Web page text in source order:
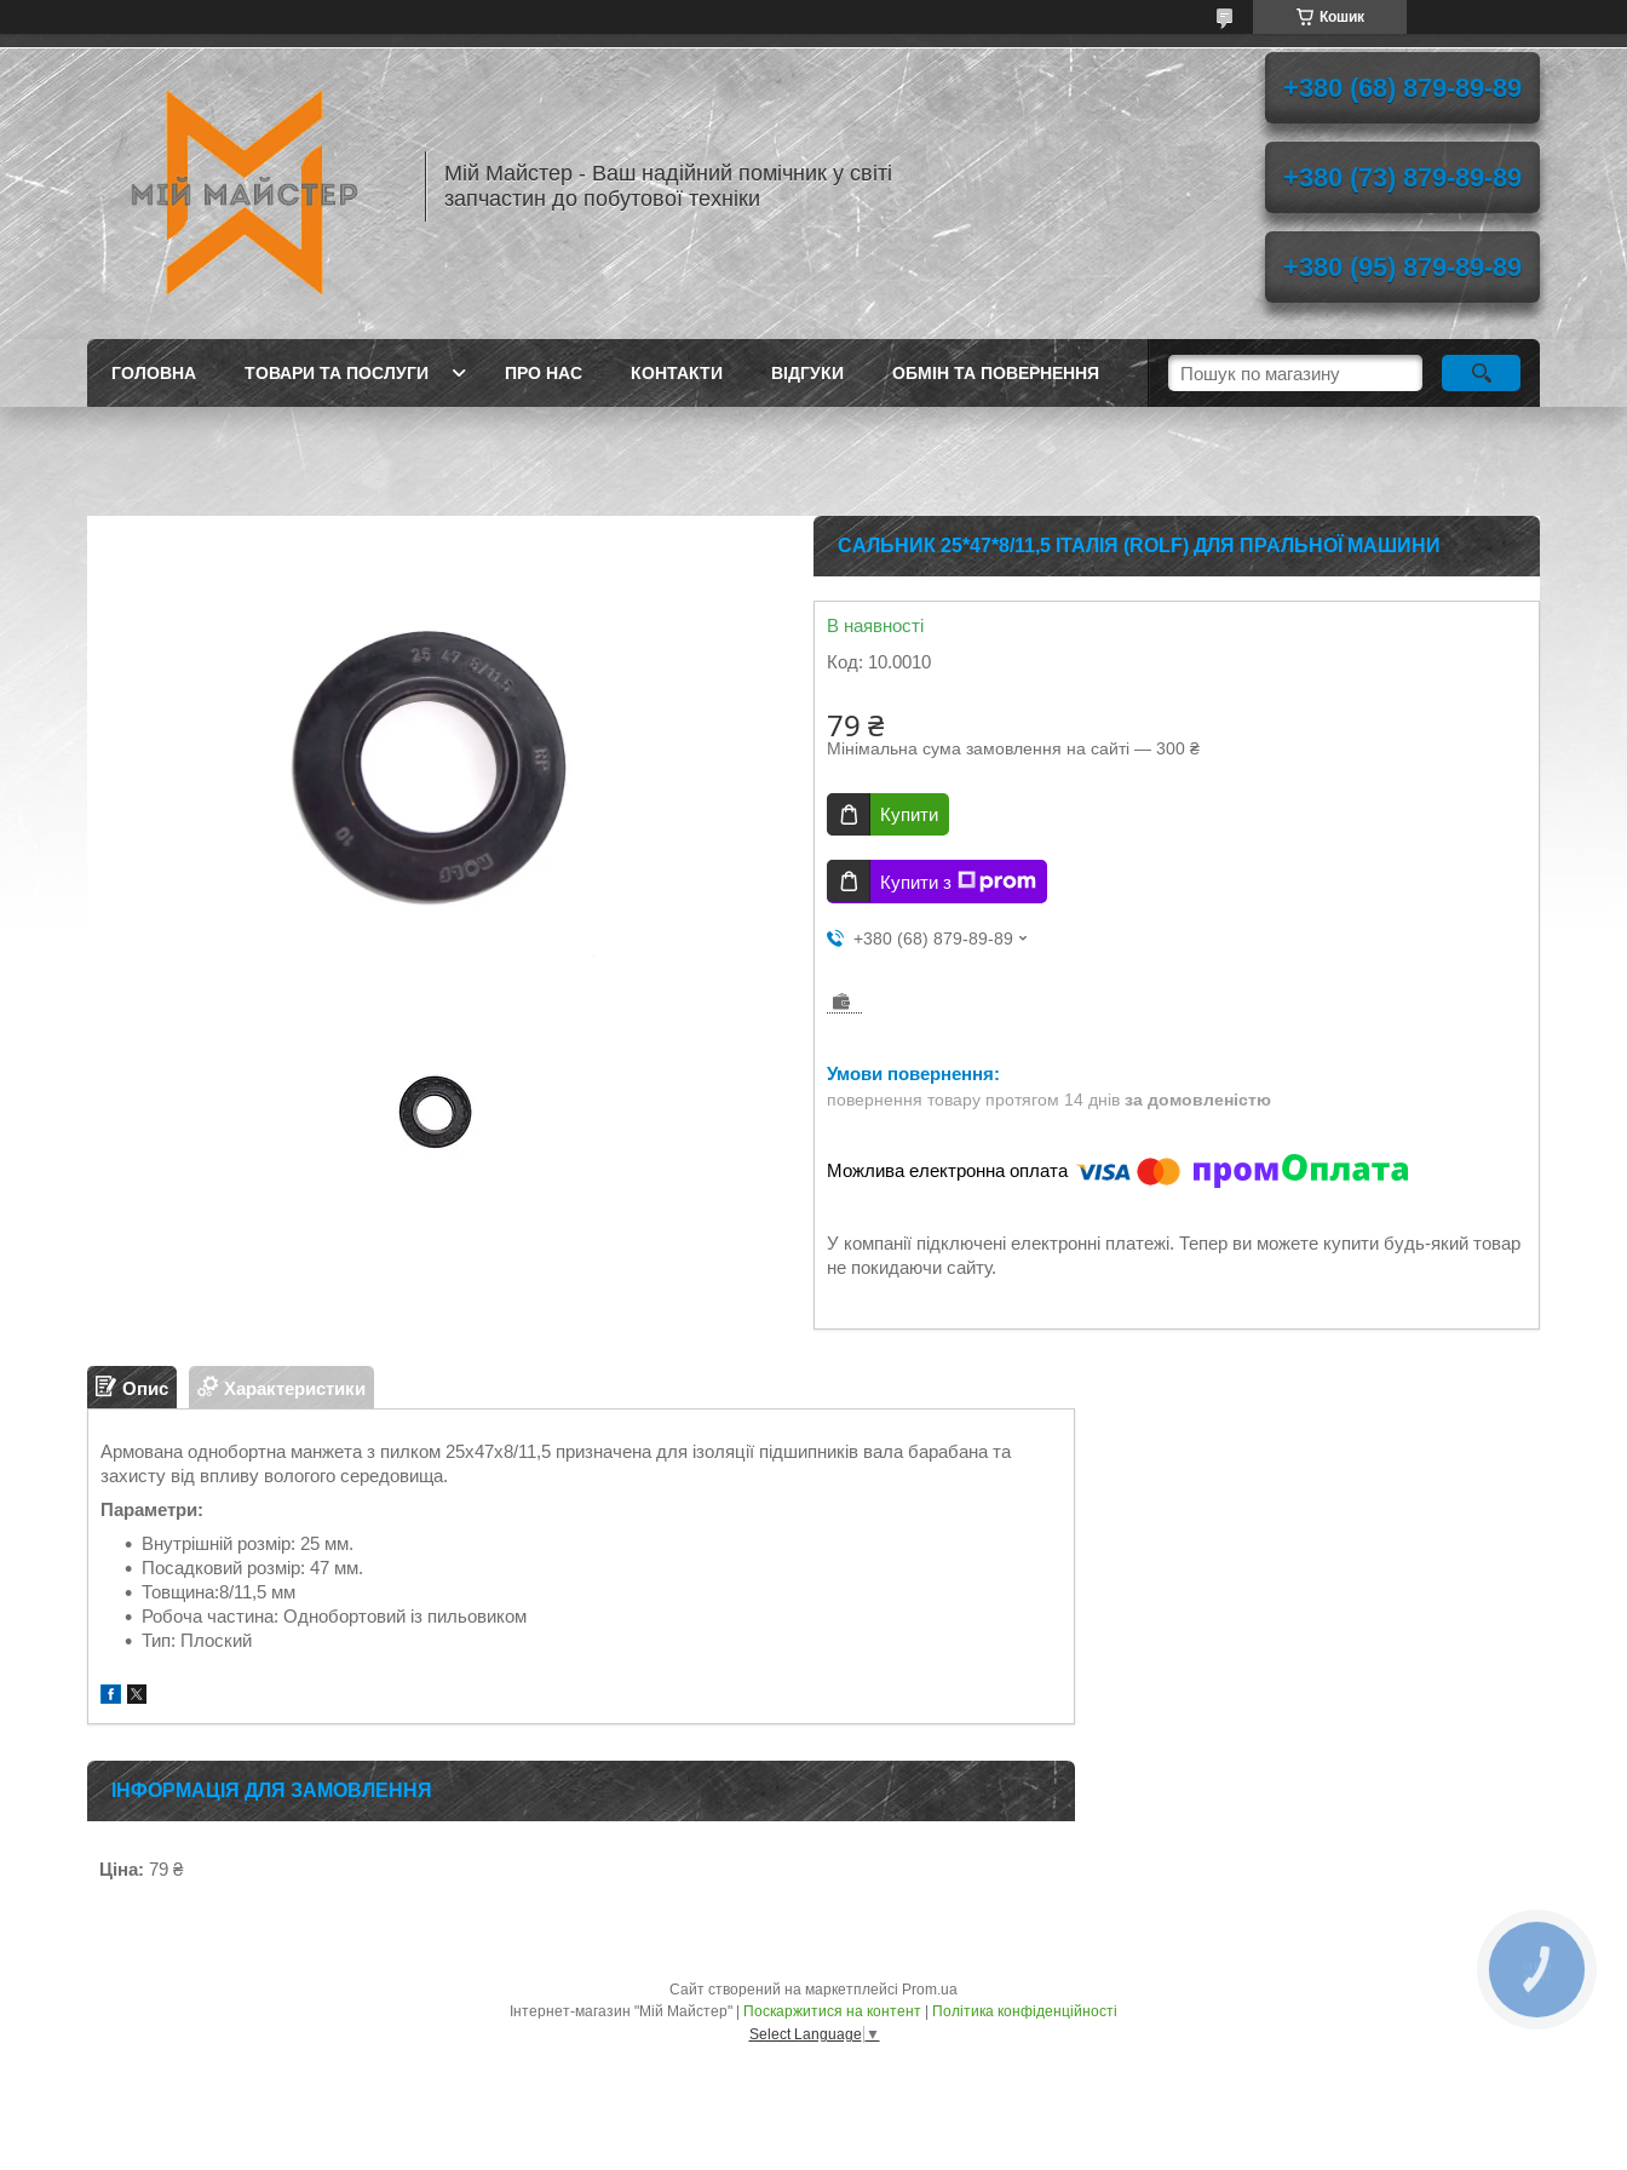
Кошик
Мій Майстер - Ваш надійний помічник у світі
запчастин до побутової техніки
+380 (68) 879-89-89
+380 (73) 879-89-89
+380 (95) 879-89-89
ГОЛОВНА ТОВАРИ ТА ПОСЛУГИ ПРО НАС КОНТАКТИ ВІДГУКИ ОБМІН ТА ПОВЕРНЕННЯ
САЛЬНИК 25*47*8/11,5 ІТАЛІЯ (ROLF) ДЛЯ ПРАЛЬНОЇ МАШИНИ
В наявності
Код: 10.0010
79 ₴
Мінімальна сума замовлення на сайті — 300 ₴
Купити
Купити з
+380 (68) 879-89-89
повернення товару протягом 14 днів за домовленістю
У компанії підключені електронні платежі. Тепер ви можете купити будь-який товар
не покидаючи сайту.
Опис Характеристики
Армована однобортна манжета з пилком 25x47x8/11,5 призначена для ізоляції підшипників вала барабана та
захисту від впливу вологого середовища.
Параметри:
Внутрішній розмір: 25 мм.
Посадковий розмір: 47 мм.
Товщина:8/11,5 мм
Робоча частина: Однобортовий із пильовиком
Тип: Плоский
ІНФОРМАЦІЯ ДЛЯ ЗАМОВЛЕННЯ
Ціна: 79 ₴
Сайт створений на маркетплейсі Prom.ua
Поскаржитися на контент
Політика конфіденційності
Select Language ▼
КНОПКА
ЗВ'ЯЗКУ